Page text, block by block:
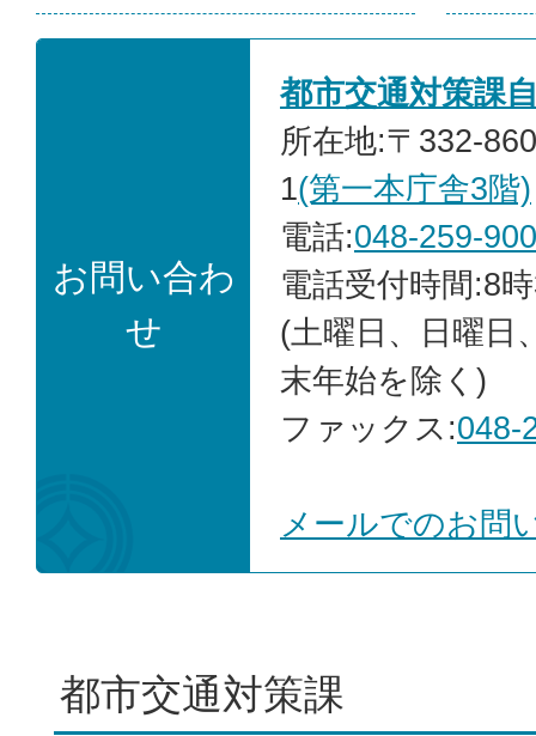
お問い合わ
せ
都市交通対策課
所在地:〒332-
1(第一本庁舎3階)
電話:048-259-
電話受付時間:8
(土曜日、日曜日
末年始を除く)
ファックス:048-
メールでのお問
都市交通対策課